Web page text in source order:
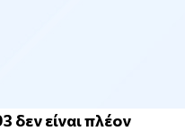
δεν είναι πλέον